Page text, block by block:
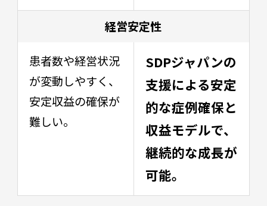
経営安定性
患者数や経営状況
が変動しやすく、
安定収益の確保が
難しい。
SDPジャパンの
支援による安定
的な症例確保と
収益モデルで、
継続的な成長が
可能。